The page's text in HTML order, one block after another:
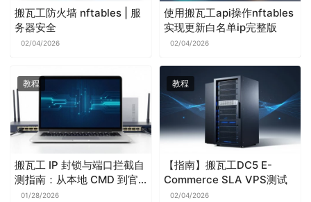
搬瓦工防火墙 nftables | 服
务器安全
02/04/2026
使用搬瓦工api操作nftables
实现更新白名单ip完整版
02/04/2026
教程
搬瓦工 IP 封锁与端口拦截自
测指南：从本地 CMD 到官
方网页终端全流程
01/28/2026
教程
【指南】搬瓦工DC5 E-
Commerce SLA VPS测试
02/04/2026